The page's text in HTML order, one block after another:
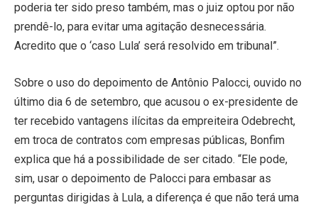
poderia ter sido preso também, mas o juiz optou por não
prendê-lo, para evitar uma agitação desnecessária.
Acredito que o ‘caso Lula’ será resolvido em tribunal”.
Sobre o uso do depoimento de Antônio Palocci, ouvido no
último dia 6 de setembro, que acusou o ex-presidente de
ter recebido vantagens ilícitas da empreiteira Odebrecht,
em troca de contratos com empresas públicas, Bonfim
explica que há a possibilidade de ser citado. “Ele pode,
sim, usar o depoimento de Palocci para embasar as
perguntas dirigidas à Lula, a diferença é que não terá uma